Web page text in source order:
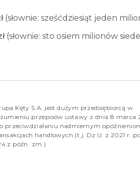
(słownie: sześćdziesiąt jeden
(słownie: sto osiem milionów
Kęty S.A. jest dużym przedsiębiorcą w
przepisów ustawy z dnia 8 marca
przeciwdziałaniu nadmiernym
handlowych (t.j. Dz.U. z 2021 r.
z późn. zm.)